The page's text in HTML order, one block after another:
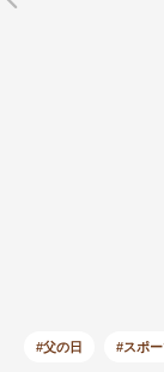
#父の日 #スポ